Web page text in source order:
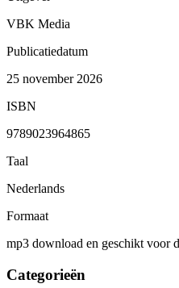
VBK Media
Publicatiedatum
25 november 2026
ISBN
9789023964865
Taal
Nederlands
Formaat
mp3 download en geschikt voor
Categorieën